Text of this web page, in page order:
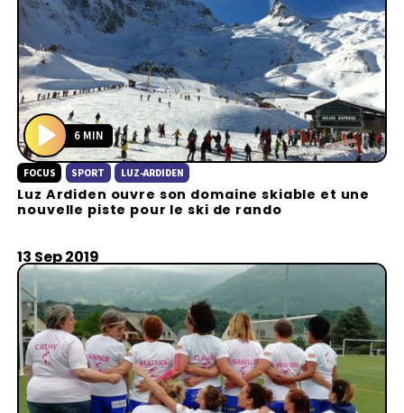
P
l
a
6 MIN
FOCUS SPORT LUZ-ARDIDEN
Luz Ardiden ouvre son domaine skiable et une
nouvelle piste pour le ski de rando
13 Sep 2019